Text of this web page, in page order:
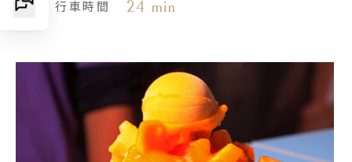
行車時間 24 min